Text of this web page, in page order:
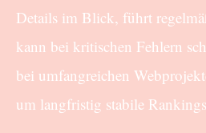
Details im Blick, führt
kann bei kritischen Fehlern
bei umfangreichen
um langfristig stabile